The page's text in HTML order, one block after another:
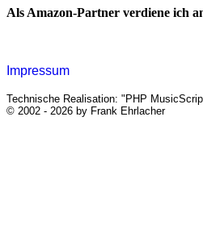
Als Amazon-Partner verdiene ich
Impressum
Technische Realisation: "PHP
© 2002 - 2026 by Frank Ehrlacher